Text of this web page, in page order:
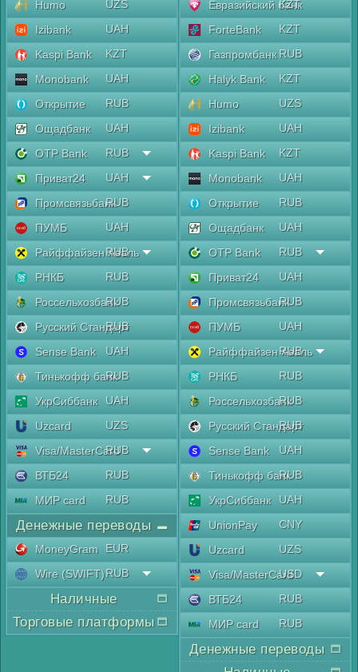
Humo
UZS
Izibank
UAH
Kaspi Bank
KZT
Monobank
UAH
Открытие
RUB
Ощадбанк
UAH
OTP Bank
RUB
Приват24
UAH
ПромсвязьбанкRUB
ПУМБ
UAH
Райффайзен Аваль
RUB
РНКБ
RUB
РоссельхозбанкRUB
Русский Стандарт
RUB
Sense Bank
UAH
Тинькофф банкRUB
УкрСиббанк
UAH
Uzcard
UZS
Visa/MasterCard
RUB
ВТБ24
RUB
МИР card
RUB
Денежные переводы
MoneyGram
EUR
Wire (SWIFT)RUB
Наличные
Торговые платформы
Евразийский банк
KZT
ForteBank
KZT
Газпромбанк RUB
Halyk Bank
KZT
Humo
UZS
Izibank
UAH
Kaspi Bank
KZT
Monobank
UAH
Открытие
RUB
Ощадбанк
UAH
OTP Bank
RUB
Приват24
UAH
ПромсвязьбанкRUB
ПУМБ
UAH
Райффайзен Аваль
RUB
РНКБ
RUB
РоссельхозбанкRUB
Русский Стандарт
RUB
Sense Bank
UAH
Тинькофф банкRUB
УкрСиббанк
UAH
UnionPay
CNY
Uzcard
UZS
Visa/MasterCard
USD
ВТБ24
RUB
МИР card
RUB
Денежные переводы